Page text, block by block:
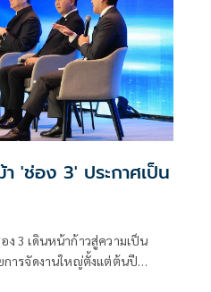
'ช่อง 3' ประกาศเป็น
3 เดินหน้าก้าวสู่ความเป็น
การจัดงานใหญ่ตั้งแต่ต้นปี